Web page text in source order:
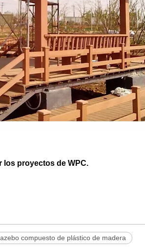
los proyectos de WPC.
compuesto de plástico de madera